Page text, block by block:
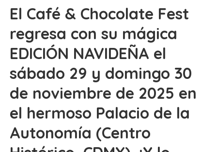
El Café & Chocolate Fest
regresa con su mágica
EDICIÓN NAVIDEÑA el
sábado 29 y domingo 30
de noviembre de 2025 en
el hermoso Palacio de la
Autonomía (Centro